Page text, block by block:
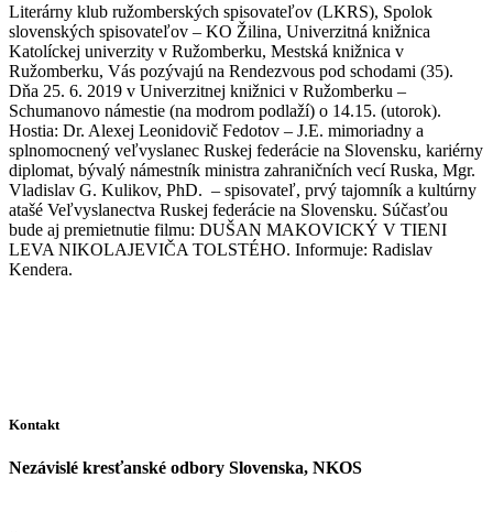
Literárny klub ružomberských spisovateľov (LKRS), Spolok
slovenských spisovateľov – KO Žilina, Univerzitná knižnica
Katolíckej univerzity v Ružomberku, Mestská knižnica v
Ružomberku, Vás pozývajú na Rendezvous pod schodami (35).
Dňa 25. 6. 2019 v Univerzitnej knižnici v Ružomberku –
Schumanovo námestie (na modrom podlaží) o 14.15. (utorok).
Hostia: Dr. Alexej Leonidovič Fedotov – J.E. mimoriadny a
splnomocnený veľvyslanec Ruskej federácie na Slovensku, kariérny
diplomat, bývalý námestník ministra zahraničních vecí Ruska, Mgr.
Vladislav G. Kulikov, PhD. – spisovateľ, prvý tajomník a kultúrny
atašé Veľvyslanectva Ruskej federácie na Slovensku. Súčasťou
bude aj premietnutie filmu: DUŠAN MAKOVICKÝ V TIENI
LEVA NIKOLAJEVIČA TOLSTÉHO. Informuje: Radislav
Kendera.
Kontakt
Nezávislé kresťanské odbory Slovenska, NKOS